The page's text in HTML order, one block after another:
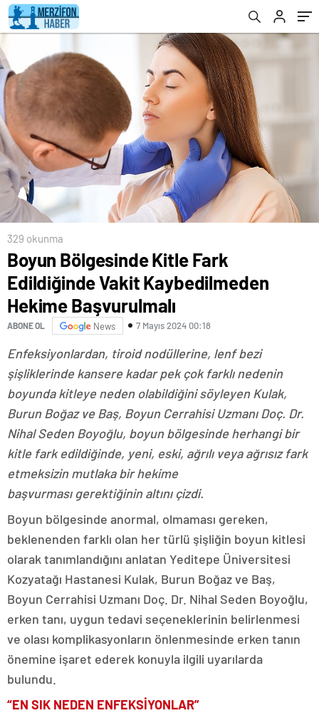
329 okunma
Boyun Bölgesinde Kitle Fark
Edildiğinde Vakit Kaybedilmeden
Hekime Başvurulmalı
ABONE OL News 7 Mayıs 2024 00:18
Enfeksiyonlardan, tiroid nodüllerine, lenf bezi
şişliklerinde kansere kadar pek çok farklı nedenin
boyunda kitleye neden olabildiğini söyleyen Kulak,
Burun Boğaz ve Baş, Boyun Cerrahisi Uzmanı Doç. Dr.
Nihal Seden Boyoğlu, boyun bölgesinde herhangi bir
kitle fark edildiğinde, yeni, eski, ağrılı veya ağrısız fark
etmeksizin mutlaka bir hekime
başvurması gerektiğinin altını çizdi.
Boyun bölgesinde anormal, olmaması gereken,
beklenenden farklı olan her türlü şişliğin boyun kitlesi
olarak tanımlandığını anlatan Yeditepe Üniversitesi
Kozyatağı Hastanesi Kulak, Burun Boğaz ve Baş,
Boyun Cerrahisi Uzmanı Doç. Dr. Nihal Seden Boyoğlu,
erken tanı, uygun tedavi seçeneklerinin belirlenmesi
ve olası komplikasyonların önlenmesinde erken tanın
önemine işaret ederek konuyla ilgili uyarılarda
bulundu.
“EN SIK NEDEN ENFEKSİYONLAR”